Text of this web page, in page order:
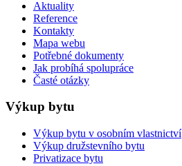
Aktuality
Reference
Kontakty
Mapa webu
Potřebné dokumenty
Jak probíhá spolupráce
Časté otázky
Výkup bytu
Výkup bytu v osobním vlastnictví
Výkup družstevního bytu
Privatizace bytu